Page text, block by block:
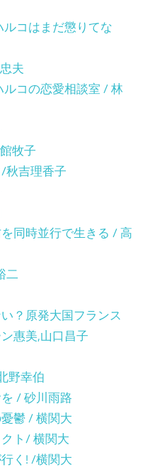
コはまだ懲りてな
夫
コの恋愛相談室 / 林
牧子
秋吉理香子
同時並行で生きる / 高
二
？原発大国フランス
惠美,山口昌子
野幸伯
/ 砂川雨路
鬱 / 横関大
ト/ 横関大
く! /横関大